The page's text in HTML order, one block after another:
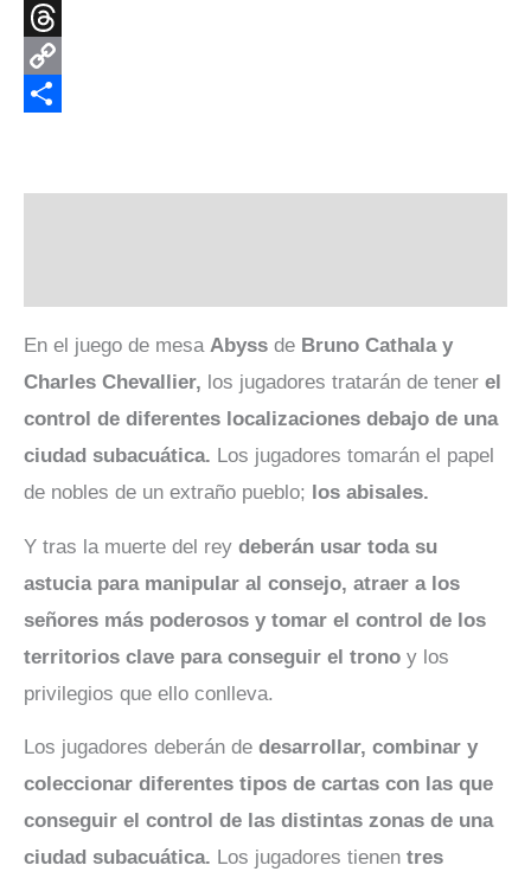
X
Threads
Copy
En el juego de mesa Abyss de Bruno Cathala y
Charles Chevallier, los jugadores tratarán de tener el
control de diferentes localizaciones debajo de una
ciudad subacuática. Los jugadores tomarán el papel
de nobles de un extraño pueblo; los abisales.
Y tras la muerte del rey deberán usar toda su
astucia para manipular al consejo, atraer a los
señores más poderosos y tomar el control de los
territorios clave para conseguir el trono y los
privilegios que ello conlleva.
Los jugadores deberán de desarrollar, combinar y
coleccionar diferentes tipos de cartas con las que
conseguir el control de las distintas zonas de una
ciudad subacuática. Los jugadores tienen tres